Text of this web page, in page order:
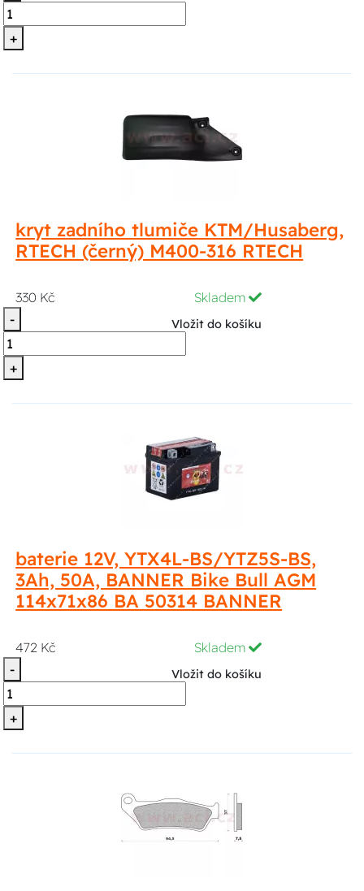
+
kryt zadního tlumiče KTM/Husaberg,
RTECH (černý) M400-316 RTECH
330 Kč
Skladem
-
+
Vložit do košíku
baterie 12V, YTX4L-BS/YTZ5S-BS,
3Ah, 50A, BANNER Bike Bull AGM
114x71x86 BA 50314 BANNER
472 Kč
Skladem
-
+
Vložit do košíku